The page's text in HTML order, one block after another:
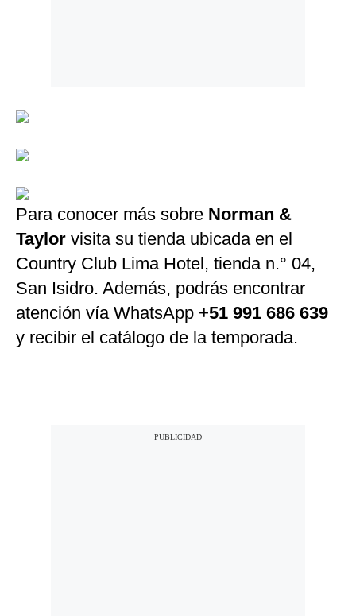
Para conocer más sobre Norman &
Taylor visita su tienda ubicada en el
Country Club Lima Hotel, tienda n.° 04,
San Isidro. Además, podrás encontrar
atención vía WhatsApp +51 991 686 639
y recibir el catálogo de la temporada.